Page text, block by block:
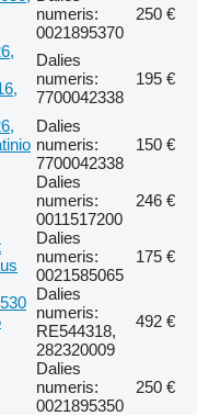
numeris:
0021895370
250 €
Dalies
numeris:
7700042338
195 €
Dalies
numeris:
7700042338
150 €
Dalies
numeris:
0011517200
246 €
Dalies
numeris:
0021585065
175 €
Dalies
numeris:
RE544318,
282320009
492 €
Dalies
numeris:
0021895350
250 €